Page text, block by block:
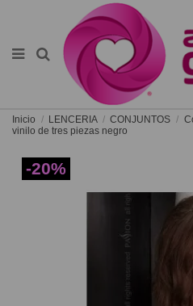
Inicio LENCERIA CONJUNTOS
vinilo de tres piezas negro
-20%